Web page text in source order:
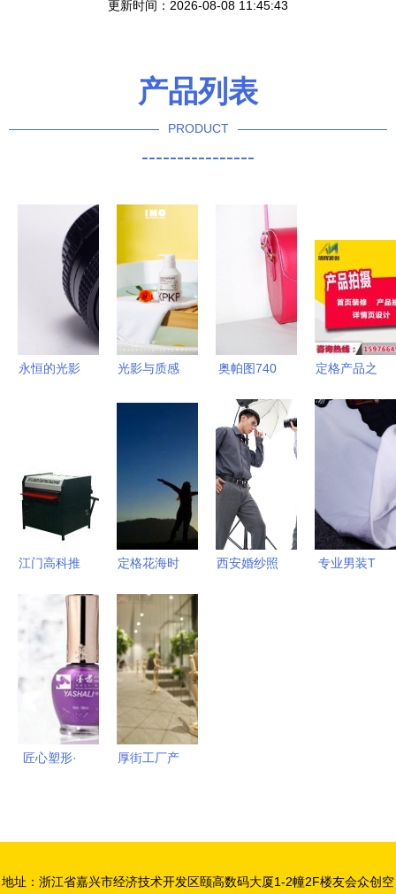
更新时间：2026-08-08 11:45:43
产品列表
PRODUCT
----------------
永恒的光影
标准镜头深
度测评与转
接指南
光影与质感
奥帕图740
轻装出行的
摄影新选择
定格产品之
华工厂专业
上门拍摄与
静物摄影服
江门高科推
膜复膜机，
打造更细腻
的艺术薄膜
效果
定格花海时
鹃花会3月
31日启幕，
摄影师专属
服务指南
西安婚纱照
专业男装T
匠心塑形·
厚街工厂产
务赋能企业
地址：浙江省嘉兴市经济技术开发区颐高数码大厦1-2幢2F楼友会众创空